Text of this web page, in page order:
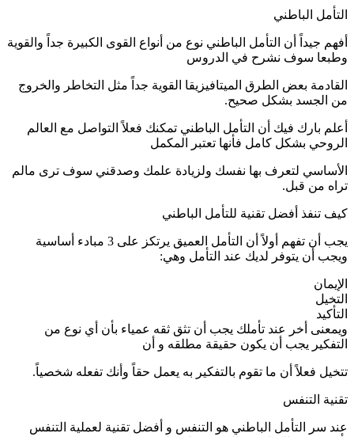
التأمل الباطني
أفهم جيداً أن التأمل الباطني نوع من أنواع القوى الكبيرة جداً والقوية
وطبعا سوف نشرح في الدروس
القادمة بعض الطرق الميتافيزيقا القوية جداً مثل التخاطر والخروج
من الجسد بشكل صحيح.
أعلم بارك فيك أن التأمل الباطني تمكنك فعلاً التواصل مع العالم
الروحي بشكل كامل فأنها تعتبر المكمل
الأساسي لتعرف بها نفسك ولزيادة علمك وصدقني سوف ترى مالم
تراه من قبل.
كيف تنفذ أفضل تقنية للتأمل الباطني
يجب أن تفهم أولاً أن التأمل العميق يرتكز على 3 مبادء أساسية
ويجب أن يتوفر لديك عند التأمل وهي:
الإيمان
التخيل
التأكيد
ويمعنى أخر عند تأملك يجب أن تثق ثقه عمياء بأن أي نوع من
التفكير يجب أن يكون حقيقة مطلقه و أن
تتخيل فعلاً أن ما تقوم بالتفكير به يعمل حقاً وأنك تفعله شخصياً.
تقنية التنفس
عند سر التأمل الباطني هو التنفس و أفضل تقنية لعملية التنفس